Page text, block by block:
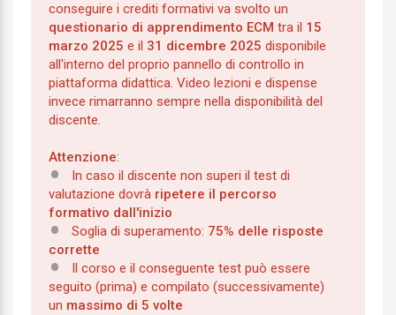
conseguire i crediti formativi va svolto un
questionario di apprendimento ECM tra il 15
marzo 2025 e il 31 dicembre 2025 disponibile
all'interno del proprio pannello di controllo in
piattaforma didattica. Video lezioni e dispense
invece rimarranno sempre nella disponibilità del
discente.
Attenzione:
In caso il discente non superi il test di
valutazione dovrà ripetere il percorso
formativo dall'inizio
Soglia di superamento: 75% delle risposte
corrette
Il corso e il conseguente test può essere
seguito (prima) e compilato (successivamente)
un massimo di 5 volte